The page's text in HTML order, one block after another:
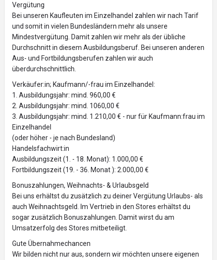
Vergütung
Bei unseren Kaufleuten im Einzelhandel zahlen wir nach Tarif
und somit in vielen Bundesländern mehr als unsere
Mindestvergütung. Damit zahlen wir mehr als der übliche
Durchschnitt in diesem Ausbildungsberuf. Bei unseren anderen
Aus- und Fortbildungsberufen zahlen wir auch
überdurchschnittlich.
Verkäufer:in; Kaufmann/-frau im Einzelhandel:
1. Ausbildungsjahr: mind. 960,00 €
2. Ausbildungsjahr: mind. 1060,00 €
3. Ausbildungsjahr: mind. 1.210,00 € - nur für Kaufmann:frau im
Einzelhandel
(oder höher - je nach Bundesland)
Handelsfachwirt:in
Ausbildungszeit (1. - 18. Monat): 1.000,00 €
Fortbildungszeit (19. - 36. Monat ): 2.000,00 €
Bonuszahlungen, Weihnachts- & Urlaubsgeld
Bei uns erhältst du zusätzlich zu deiner Vergütung Urlaubs- als
auch Weihnachtsgeld. Im Vertrieb in den Stores erhältst du
sogar zusätzlich Bonuszahlungen. Damit wirst du am
Umsatzerfolg des Stores mitbeteiligt.
Gute Übernahmechancen
Wir bilden nicht nur aus, sondern wir möchten unsere eigenen